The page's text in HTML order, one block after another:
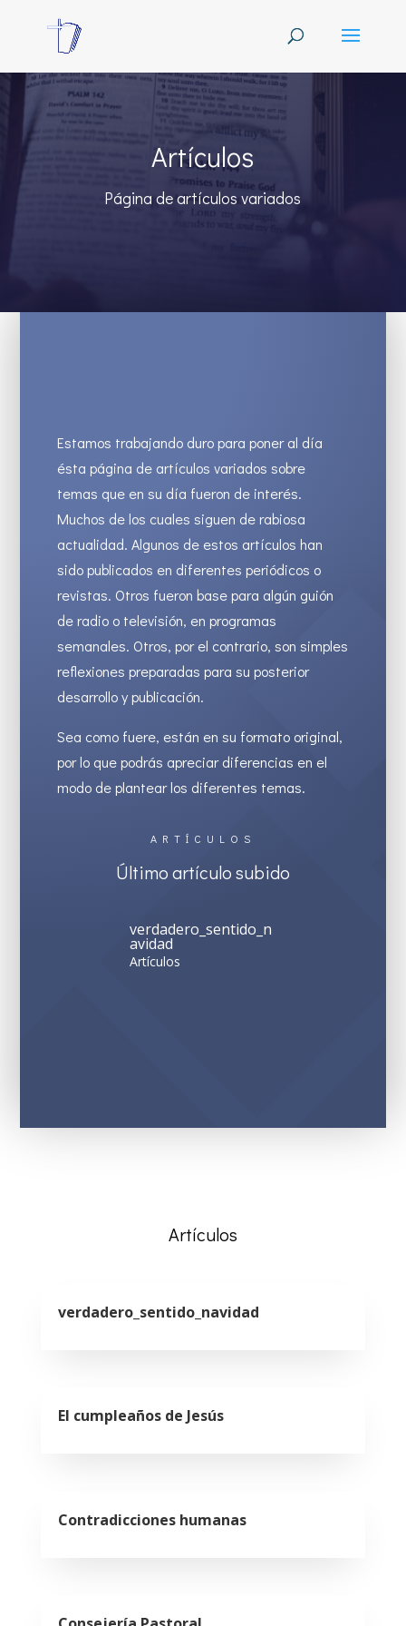
Artículos
Página de artículos variados
Estamos trabajando duro para poner al día
ésta página de artículos variados sobre
temas que en su día fueron de interés.
Muchos de los cuales siguen de rabiosa
actualidad. Algunos de estos artículos han
sido publicados en diferentes periódicos o
revistas. Otros fueron base para algún guión
de radio o televisión, en programas
semanales. Otros, por el contrario, son simples
reflexiones preparadas para su posterior
desarrollo y publicación.
Sea como fuere, están en su formato original,
por lo que podrás apreciar diferencias en el
modo de plantear los diferentes temas.
ARTÍCULOS
Último artículo subido
verdadero_sentido_n
avidad
Artículos
Artículos
verdadero_sentido_navidad
El cumpleaños de Jesús
Contradicciones humanas